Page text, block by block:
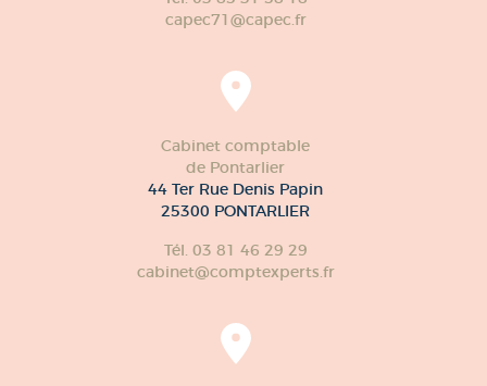
capec71@capec.fr
Cabinet comptable
de Pontarlier
44 Ter Rue Denis Papin
25300 PONTARLIER
Tél. 03 81 46 29 29
cabinet@comptexperts.fr